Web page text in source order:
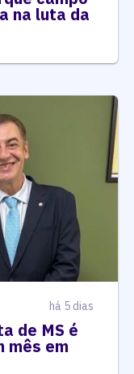
na luta da
há 5 dias
de MS é
mês em